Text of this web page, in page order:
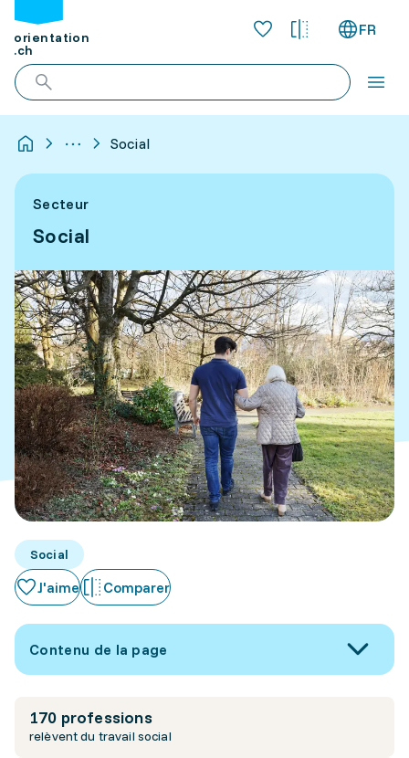
orientation
.ch
FR
Social
Secteur
Social
Social
J'aime Comparer
Contenu de la page
170 professions
relèvent du travail social